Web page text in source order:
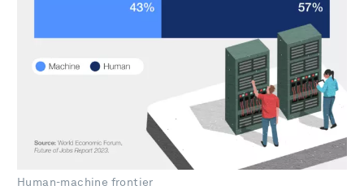
Human-machine frontier